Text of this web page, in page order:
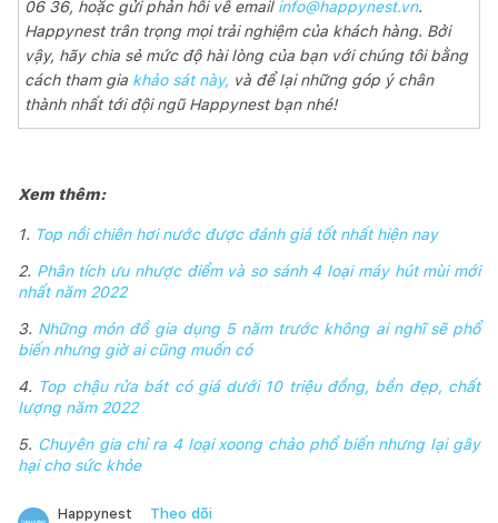
06 36, hoặc gửi phản hồi về email info@happynest.vn.
Happynest trân trọng mọi trải nghiệm của khách hàng. Bởi
vậy, hãy chia sẻ mức độ hài lòng của bạn với chúng tôi bằng
cách tham gia khảo sát này, và để lại những góp ý chân
thành nhất tới đội ngũ Happynest bạn nhé!
Xem thêm:
1. Top nồi chiên hơi nước được đánh giá tốt nhất hiện nay
2. Phân tích ưu nhược điểm và so sánh 4 loại máy hút mùi mới
nhất năm 2022
3. Những món đồ gia dụng 5 năm trước không ai nghĩ sẽ phổ
biến nhưng giờ ai cũng muốn có
4. Top chậu rửa bát có giá dưới 10 triệu đồng, bền đẹp, chất
lượng năm 2022
5. Chuyên gia chỉ ra 4 loại xoong chảo phổ biến nhưng lại gây
hại cho sức khỏe
Happynest Theo dõi